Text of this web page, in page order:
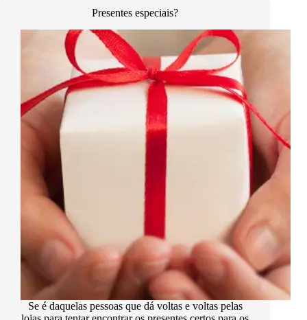
Presentes especiais?
Se é daquelas pessoas que dá voltas e voltas pelas